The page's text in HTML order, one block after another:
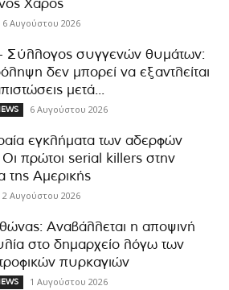
Χάρος
6 Αυγούστου 2026
Σύλλογος συγγενών θυμάτων:
δεν μπορεί να εξαντλείται
μετά...
6 Αυγούστου 2026
εγκλήματα των αδερφών
πρώτοι serial killers στην
της Αμερικής
2 Αυγούστου 2026
Αναβάλλεται η αποψινή
στο δημαρχείο λόγω των
πυρκαγιών
1 Αυγούστου 2026